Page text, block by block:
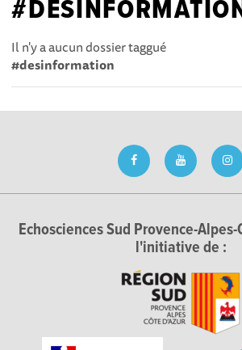
Il n'y a aucun dossier taggué
#desinformation
Echosciences Sud Provence-
l'initiative de :